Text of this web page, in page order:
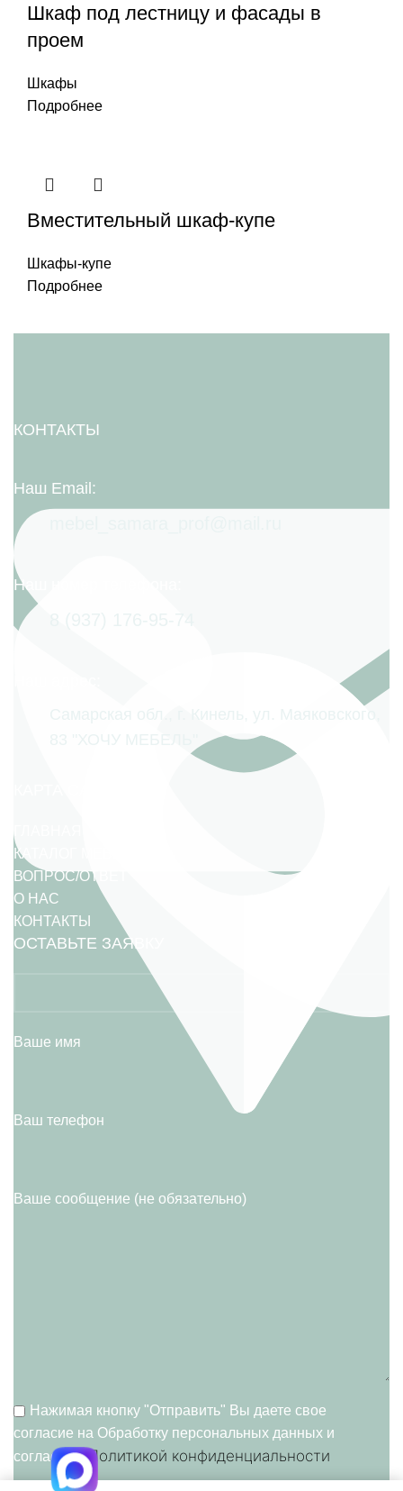
Шкаф под лестницу и фасады в
проем
Шкафы
Подробнее
Вместительный шкаф-купе
Шкафы-купе
Подробнее
КОНТАКТЫ
Наш Email:
Наш номер телефона:
КАТАЛОГ МЕБЕЛИ
ВОПРОС/ОТВЕТ
О НАС
КОНТАКТЫ
ОСТАВЬТЕ ЗАЯВКУ
Ваше имя
Ваш телефон
Ваше сообщение (не обязательно)
Нажимая кнопку "Отправить" Вы даете свое
согласие на Обработку персональных данных и
согласие cПолитикой конфиденциальности